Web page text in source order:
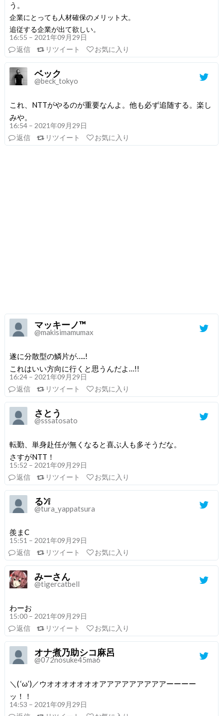
う。
企業にとっても人材確保のメリット大。
追従する企業が出て欲しい。
16:55 – 2021年09月29日
返信
リツイート お気に入り
ベック
@beck_tokyo
これ、NTTがやるのが重要なんよ。他も必ず追随する。楽し
みや。
16:54 – 2021年09月29日
返信
リツイート お気に入り
マッキーノ™
@makisimamumax
遂に分散型の鱗片が…..!
これはいい方向に行くと思うんだよ…!!
16:24 – 2021年09月29日
返信
リツイート お気に入り
さとう
@sssatosato
転勤、単身赴任が無くなると喜ぶ人も多そうだな。
さすがNTT！
15:52 – 2021年09月29日
返信
リツイート お気に入り
るﾝ❕
@tura_yappatsura
羨まC
15:51 – 2021年09月29日
返信
リツイート お気に入り
みーさん
@tigercatbell
わーお
15:00 – 2021年09月29日
返信
リツイート お気に入り
オナ煮乃助シコ麻呂
@072nosuke45ma6
＼( ‘ω’)／ウオオオオオオオアアアアアアアアアーーーー
ッ！！
14:53 – 2021年09月29日